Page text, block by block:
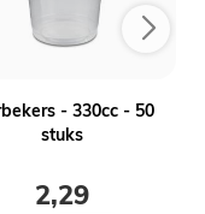
- 330cc - 50
stuks
2,29